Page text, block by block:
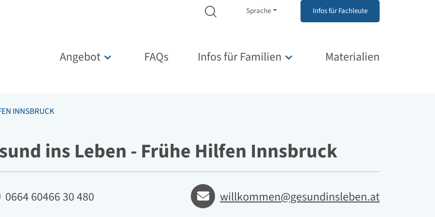
Sprache Infos für Fachleute
Hauptnavigation
Angebot Untermenü für „Angebot“
FAQs Infos für Familien Untermenü für „Infos für Familien“
Materialien
INNSBRUCK
ins Leben - Frühe Hilfen Innsbruck
0664 60466 30 480 E-mailwillkommen@gesundinsleben.at